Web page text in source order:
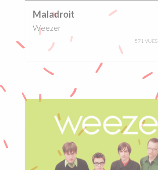
Maladroit
Weezer
571 VUES